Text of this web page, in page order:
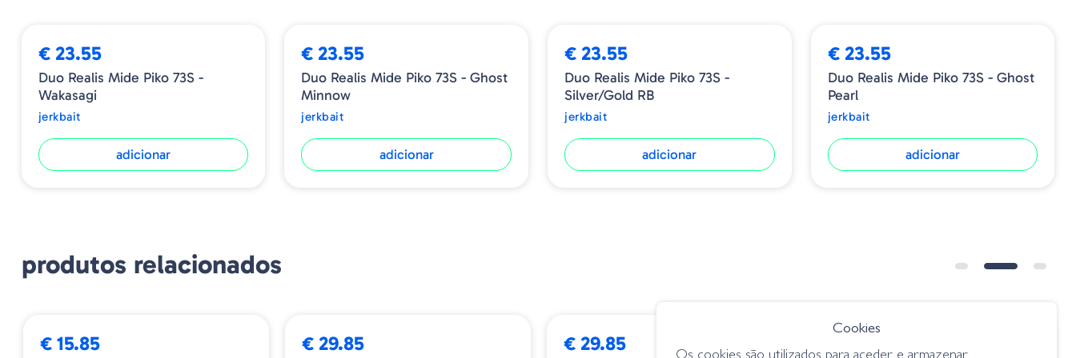
Tipo - Sinking
€ 23.55
Duo Realis Mide Piko 73S -
Wakasagi
jerkbait
adicionar
€ 23.55
Duo Realis Mide Piko 73S - Ghost
Minnow
jerkbait
adicionar
€ 23.55
Duo Realis Mide Piko 73S -
Silver/Gold RB
jerkbait
adicionar
€ 23.55
Duo Realis Mide Piko 73S - Ghost
Pearl
jerkbait
adicionar
produtos relacionados
€ 15.85 € 29.85 € 29.85
Cookies